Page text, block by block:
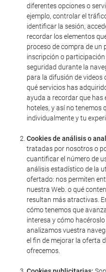
diferentes opciones o
ejemplo, controlar el
identificar la sesión,
recordar los elementos
proceso de compra de un
inscripción o
seguridad durante la
para la difusión de videos
qué servicios has
ayuda a recordar que has
hoteles, y así no tenemos
individualmente y tu
Cookies de análisis o
tratadas por nosotros o
cuantificar el número de
análisis estadístico de la
ofertado: nos permiten
nuestra Web. o qué
resultan más atractivas.
cómo tenemos que
interesa y cómo
analizamos vuestra
el fin de mejorar la oferta
ofrecemos.